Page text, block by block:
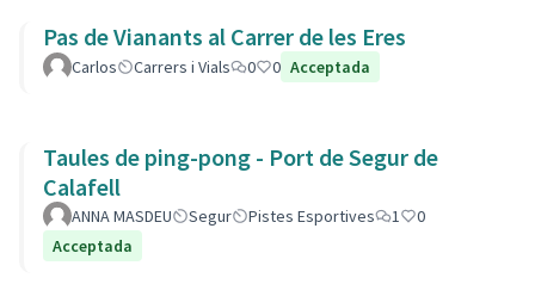
Pas de Vianants al Carrer de les Eres
Carlos Carrers i Vials 0 0 Acceptada
Taules de ping-pong - Port de Segur de
Calafell
ANNA MASDEU Segur Pistes Esportives 1
0
Acceptada